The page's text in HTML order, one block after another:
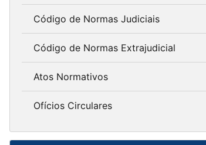
Código de Normas Judiciais
Código de Normas Extrajudicial
Atos Normativos
Ofícios Circulares